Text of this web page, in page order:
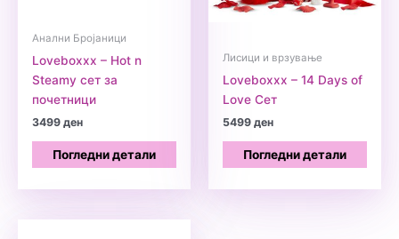
Анални Бројаници
Loveboxxx – Hot n
Steamy сет за
почетници
3499ден
Погледни детали
Лисици и врзување
Loveboxxx – 14 Days of
Love Сет
5499ден
Погледни детали